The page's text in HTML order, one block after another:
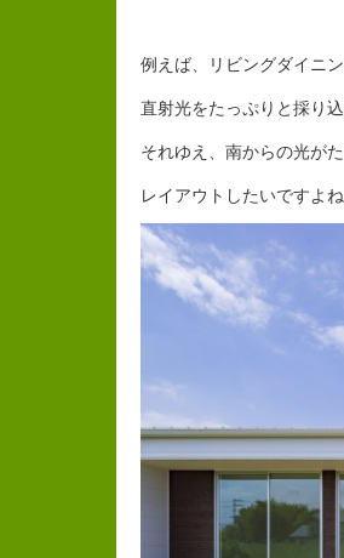
例えば、リビングダイニ
直射光をたっぷりと採り
それゆえ、南からの光が
レイアウトしたいですよね